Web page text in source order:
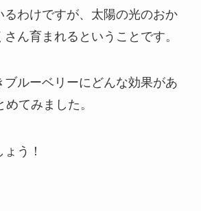
るわけですが、太陽の光のおか
ん育まれるということです。
ブルーベリーにどんな効果があ
てみました。
う！